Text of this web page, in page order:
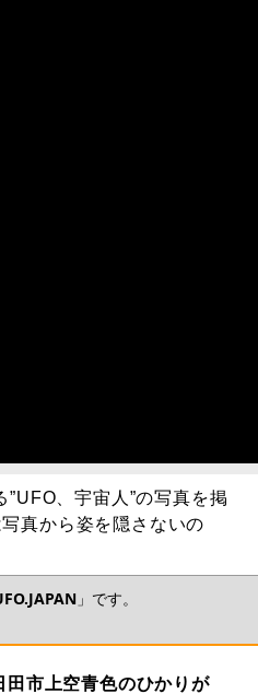
、宇宙人”の写真を掲
真から姿を隠さないの
」です。
田市上空青色のひかりが